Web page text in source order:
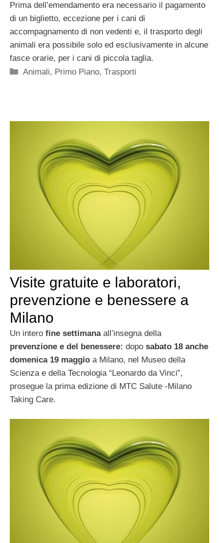
Prima dell’emendamento era necessario il pagamento
di un biglietto, eccezione per i cani di
accompagnamento di non vedenti e, il trasporto degli
animali era possibile solo ed esclusivamente in alcune
fasce orarie, per i cani di piccola taglia.
Categorie
Animali, Primo Piano,Trasporti
Visite gratuite e laboratori,
prevenzione e benessere a
Milano
Un intero fine settimanaall’insegna della
prevenzione e del benessere: dopo sabato 18 anche
domenica 19 maggio a Milano, nel Museo della
Scienza e della Tecnologia “Leonardo da Vinci”,
prosegue la prima edizione di MTC Salute -Milano
Taking Care.